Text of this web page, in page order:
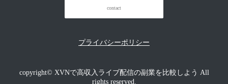
contact
プライバシーポリシー
copyright© XVNで高収入ライブ配信の副業を比較しよう All
rights reserved.